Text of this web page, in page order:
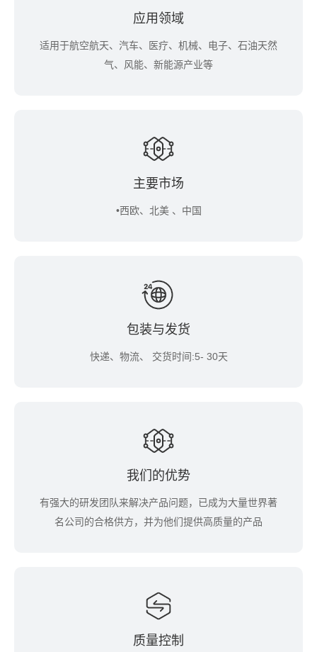
应用领域
适用于航空航天、汽车、医疗、机械、电子、石油天然
气、风能、新能源产业等
主要市场
•西欧、北美 、中国
包装与发货
快递、物流、 交货时间:5- 30天
我们的优势
有强大的研发团队来解决产品问题，已成为大量世界著
名公司的合格供方，并为他们提供高质量的产品
质量控制